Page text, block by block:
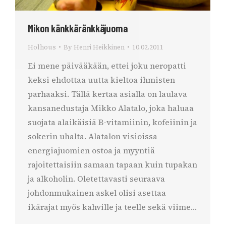
Mikon känkkäränkkäjuoma
Holhous By Henri Heikkinen 10.02.2011
Ei mene päivääkään, ettei joku neropatti
keksi ehdottaa uutta kieltoa ihmisten
parhaaksi. Tällä kertaa asialla on laulava
kansanedustaja Mikko Alatalo, joka haluaa
suojata alaikäisiä B-vitamiinin, kofeiinin ja
sokerin uhalta. Alatalon visioissa
energiajuomien ostoa ja myyntiä
rajoitettaisiin samaan tapaan kuin tupakan
ja alkoholin. Oletettavasti seuraava
johdonmukainen askel olisi asettaa
ikärajat myös kahville ja teelle sekä viime…